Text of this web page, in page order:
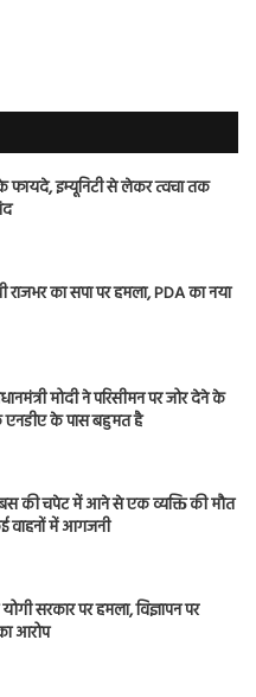
इम्यूनिटी से लेकर त्वचा तक
का सपा पर हमला, PDA का नया
मोदी ने परिसीमन पर जोर देने के
के पास बहुमत है
की चपेट में आने से एक व्यक्ति की मौत
वाहनों में आगजनी
सरकार पर हमला, विज्ञापन पर
आरोप